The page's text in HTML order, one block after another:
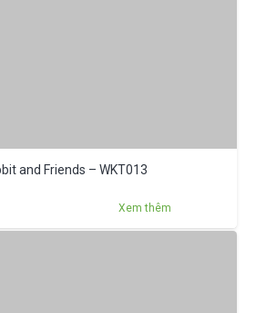
and Friends – WKT013
Xem thêm